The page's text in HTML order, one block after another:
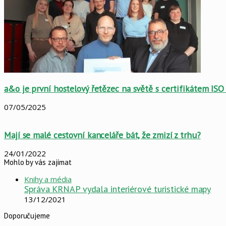
a&o je první hostelový řetězec na světě s certifikátem
07/05/2025
Mají se malé cestovní kanceláře bát, že zmizí z trhu?
24/01/2022
Mohlo by vás zajímat
Knihy a média
Správa KRNAP vydala interiérové turistické mapy
13/12/2021
Doporučujeme